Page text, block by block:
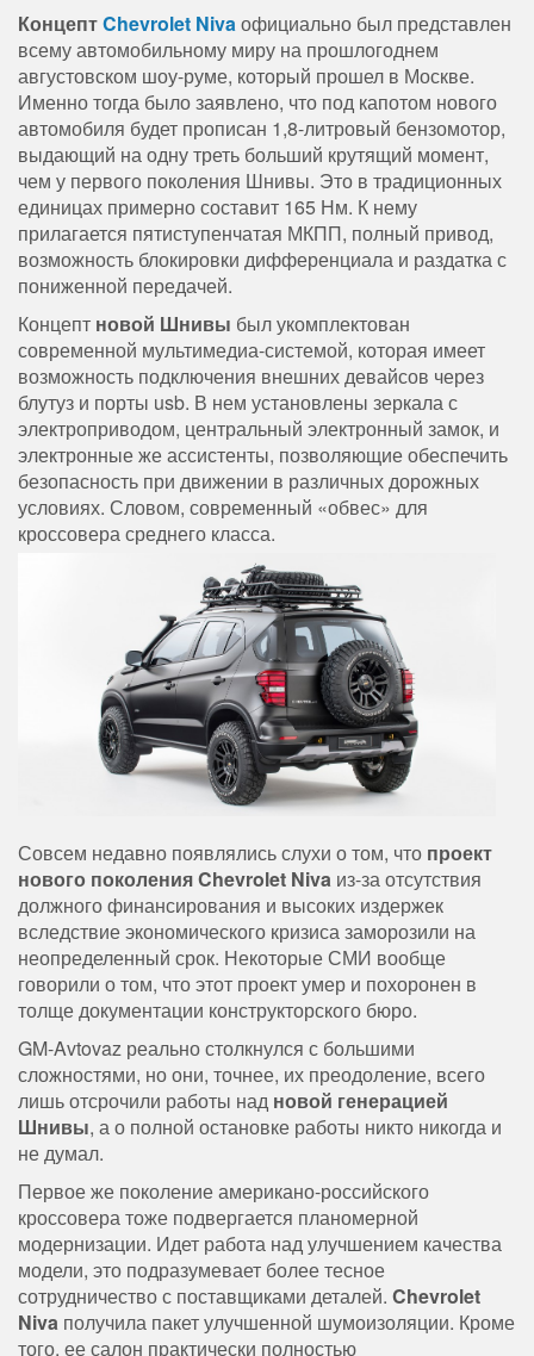
КонцептChevrolet Nivaофициально был представлен
всему автомобильному миру на прошлогоднем
августовском шоу-руме, который прошел в Москве.
Именно тогда было заявлено, что под капотом нового
автомобиля будет прописан 1,8-литровый бензомотор,
выдающий на одну треть больший крутящий момент,
чем у первого поколения Шнивы. Это в традиционных
единицах примерно составит 165 Нм. К нему
прилагается пятиступенчатая МКПП, полный привод,
возможность блокировки дифференциала и раздатка с
пониженной передачей.
Концепт новой Шнивы был укомплектован
современной мультимедиа-системой, которая имеет
возможность подключения внешних девайсов через
блутуз и порты usb. В нем установлены зеркала с
электроприводом, центральный электронный замок, и
электронные же ассистенты, позволяющие обеспечить
безопасность при движении в различных дорожных
условиях. Словом, современный «обвес» для
кроссовера среднего класса.
Совсем недавно появлялись слухи о том, что проект
нового поколения Chevrolet Niva из-за отсутствия
должного финансирования и высоких издержек
вследствие экономического кризиса заморозили на
неопределенный срок. Некоторые СМИ вообще
говорили о том, что этот проект умер и похоронен в
толще документации конструкторского бюро.
GM-Avtovaz реально столкнулся с большими
сложностями, но они, точнее, их преодоление, всего
лишь отсрочили работы над новой генерацией
Шнивы, а о полной остановке работы никто никогда и
не думал.
Первое же поколение американо-российского
кроссовера тоже подвергается планомерной
модернизации. Идет работа над улучшением качества
модели, это подразумевает более тесное
сотрудничество с поставщиками деталей. Chevrolet
Niva получила пакет улучшенной шумоизоляции. Кроме
того, ее салон практически полностью